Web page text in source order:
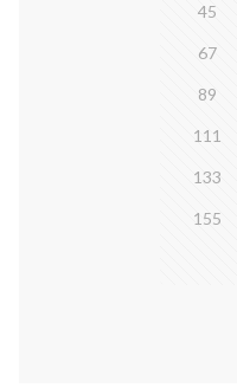
45
67
89
111
133
155